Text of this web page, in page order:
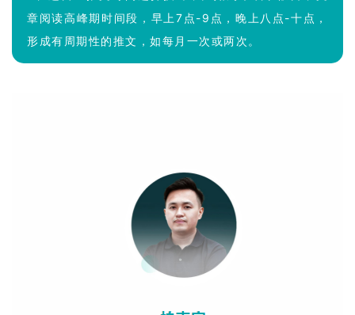
章阅读高峰期时间段，早上7点-9点，晚上八点-十点，
形成有周期性的推文，如每月一次或两次。